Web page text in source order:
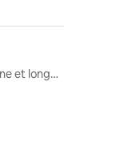
Locations moyenne et longue durée